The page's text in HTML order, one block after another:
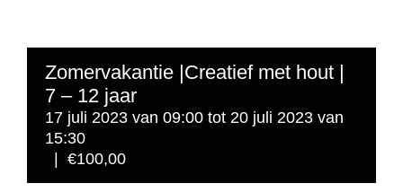
Zomervakantie |Creatief met hout |
7 – 12 jaar
17 juli 2023 van 09:00 tot 20 juli 2023 van
15:30
| €100,00